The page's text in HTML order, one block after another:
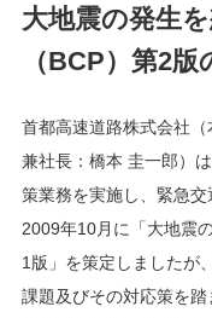
大地震の発生
（BCP）第2
首都高速道路株式会社
兼社長：橋本 圭一郎）
策業務を実施し、緊急交
2009年10月に「大地震
1版」を策定しましたが
課題及びその対応策を